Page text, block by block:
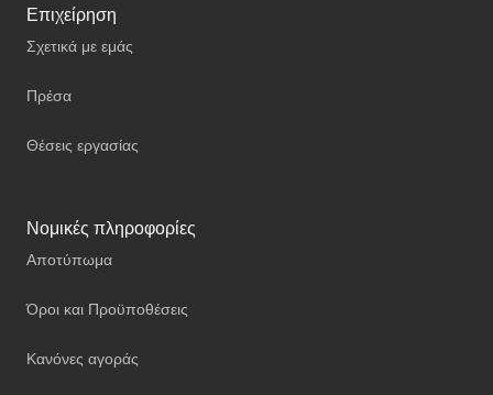
Επιχείρηση
Σχετικά με εμάς
Πρέσα
Θέσεις εργασίας
Νομικές πληροφορίες
Αποτύπωμα
Όροι και Προϋποθέσεις
Κανόνες αγοράς